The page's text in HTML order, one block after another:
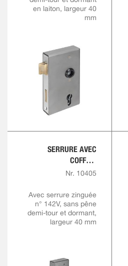
en laiton, largeur 40
mm
SERRURE AVEC
COFFRE,
VERROUILLAGE VERS
Nr. 10405
Avec serrure zinguée
n° 142V, sans pêne
demi-tour et dormant,
largeur 40 mm